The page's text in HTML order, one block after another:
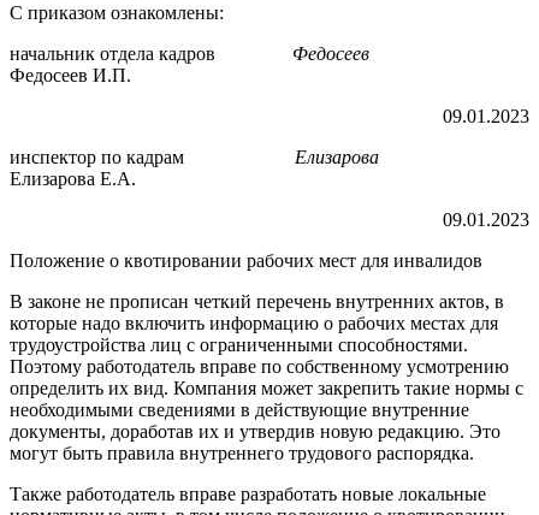
С приказом ознакомлены:
начальник отдела кадров Федосеев
Федосеев И.П.
09.01.2023
инспектор по кадрам Елизарова
Елизарова Е.А.
09.01.2023
Положение о квотировании рабочих мест для инвалидов
В законе не прописан четкий перечень внутренних актов, в
которые надо включить информацию о рабочих местах для
трудоустройства лиц с ограниченными способностями.
Поэтому работодатель вправе по собственному усмотрению
определить их вид. Компания может закрепить такие нормы с
необходимыми сведениями в действующие внутренние
документы, доработав их и утвердив новую редакцию. Это
могут быть правила внутреннего трудового распорядка.
Также работодатель вправе разработать новые локальные